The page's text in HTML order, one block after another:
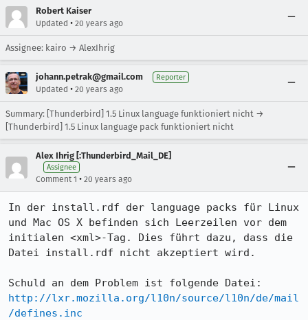
Robert Kaiser
Updated • 20 years ago
Assignee: kairo → AlexIhrig
johann.petrak@gmail.com Reporter
Updated • 20 years ago
Summary: [Thunderbird] 1.5 Linux language funktioniert nicht →
[Thunderbird] 1.5 Linux language pack funktioniert nicht
Alex Ihrig [:Thunderbird_Mail_DE]
Assignee
Comment 1 • 20 years ago
In der install.rdf der language packs für Linux
und Mac OS X befinden sich Leerzeilen vor dem
initialen <xml>-Tag. Dies führt dazu, dass die
Datei install.rdf nicht akzeptiert wird.
http://lxr.mozilla.org/l10n/source/l10n/de/mail
/defines.inc